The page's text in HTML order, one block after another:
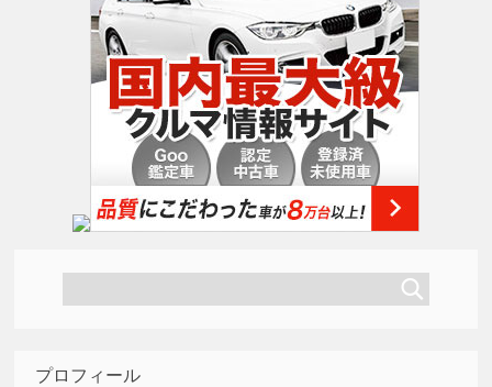
プロフィール